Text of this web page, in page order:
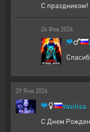
С праздником!
26 Фев 2026
29 Янв 2026
Vasilisa
С Днем